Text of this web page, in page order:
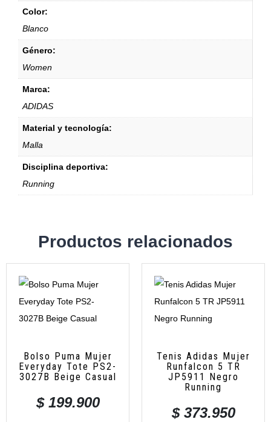
Color:
Blanco
Género:
Women
Marca:
ADIDAS
Material y tecnología:
Malla
Disciplina deportiva:
Running
Productos relacionados
Bolso Puma Mujer
Everyday Tote PS2-
3027B Beige Casual
$199.900
Tenis Adidas Mujer
Runfalcon 5 TR
JP5911 Negro
Running
$373.950